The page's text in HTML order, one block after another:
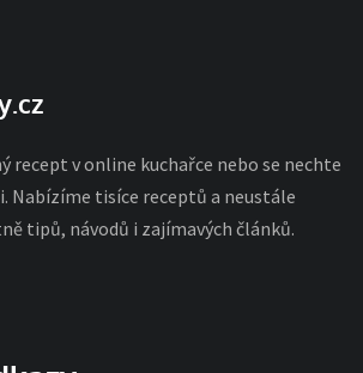
recept v online kuchařce nebo se nechte
tisíce receptů a neustále
tipů, návodů i zajímavých článků.